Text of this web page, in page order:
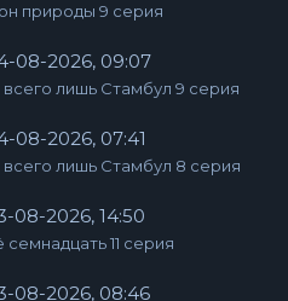
природы 9 серия
08-2026, 09:07
всего лишь Стамбул 9 серия
08-2026, 07:41
всего лишь Стамбул 8 серия
08-2026, 14:50
семнадцать 11 серия
08-2026, 08:46